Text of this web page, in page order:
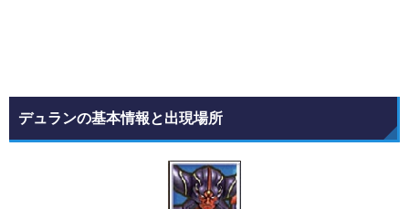
デュランの基本情報と出現場所